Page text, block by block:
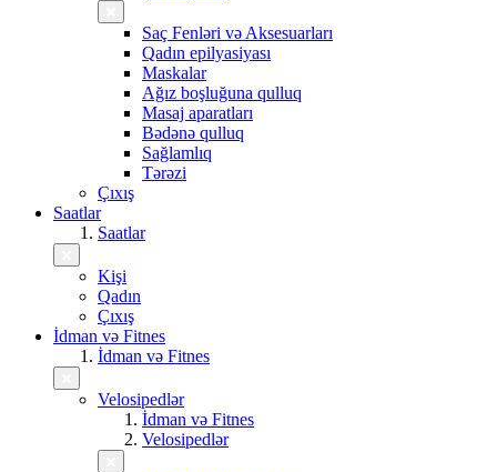
Saç Fenləri və Aksesuarları
Qadın epilyasiyası
Maskalar
Ağız boşluğuna qulluq
Masaj aparatları
Bədənə qulluq
Sağlamlıq
Tərəzi
Çıxış
Saatlar
Saatlar
Kişi
Qadın
Çıxış
İdman və Fitnes
İdman və Fitnes
Velosipedlər
İdman və Fitnes
Velosipedlər